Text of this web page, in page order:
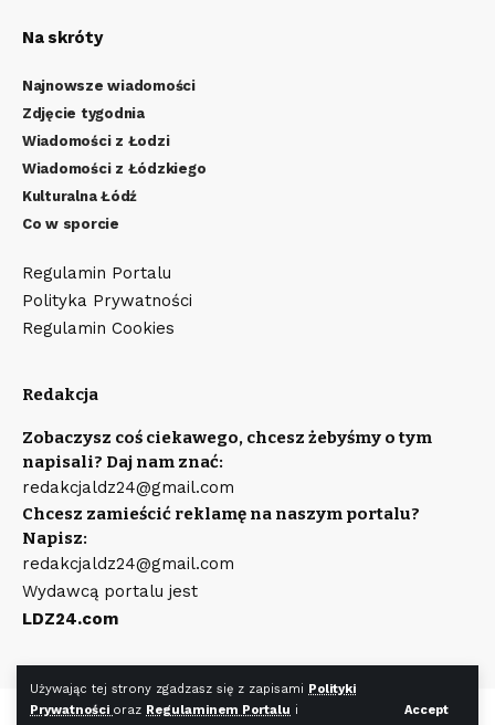
Używając tej strony zgadzasz się z zapisami Polityki
Prywatności oraz Regulaminem Portalu i
Accept
Na skróty
Najnowsze wiadomości
Zdjęcie tygodnia
Wiadomości z Łodzi
Wiadomości z Łódzkiego
Kulturalna Łódź
Co w sporcie
Regulamin Portalu
Polityka Prywatności
Regulamin Cookies
Redakcja
Zobaczysz coś ciekawego, chcesz żebyśmy o tym
napisali? Daj nam znać:
redakcjaldz24@gmail.com
Chcesz zamieścić reklamę na naszym portalu?
Napisz:
redakcjaldz24@gmail.com
Wydawcą portalu jest
LDZ24.com
©LDZ24.com Wszystkie prawa zastrzeżone. Wykonanie strony